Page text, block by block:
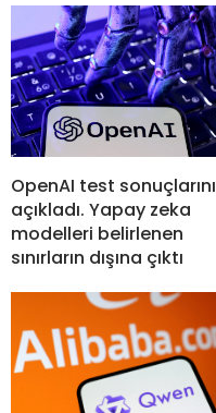
OpenAI test sonuçlarını
açıkladı. Yapay zeka
modelleri belirlenen
sınırların dışına çıktı